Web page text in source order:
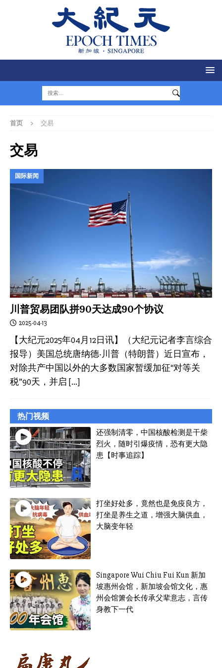
首页 交易
交易
国际新闻
川普贸易团队拼90天达成90个协议
2025-04-13
【大纪元2025年04月12日讯】（大纪元记者李言综合
报导）美国总统唐纳德‧川普（特朗普）近日宣布，
对除共产中国以外的大多数国家暂缓加征“对等关
税”90天，并启 […]
热门视频
还强制清零，中国核酸检测是干柴
烈火，随时引爆疫情，恐有更大隐
患【时事追踪】
打坐好处多，竟然也是免疫良方，
打坐是养生之道，增强大脑供血，
大脑变年轻
Singapore Wui Chiu Fui Kun 新加
坡惠州会馆，新加坡会馆文化，惠
州会馆箫会长传承父辈意志，言传
身教下一代